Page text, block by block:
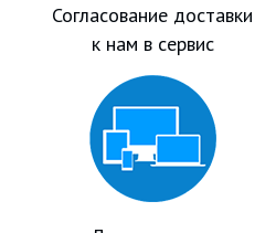
Согласование доставки
к нам в сервис